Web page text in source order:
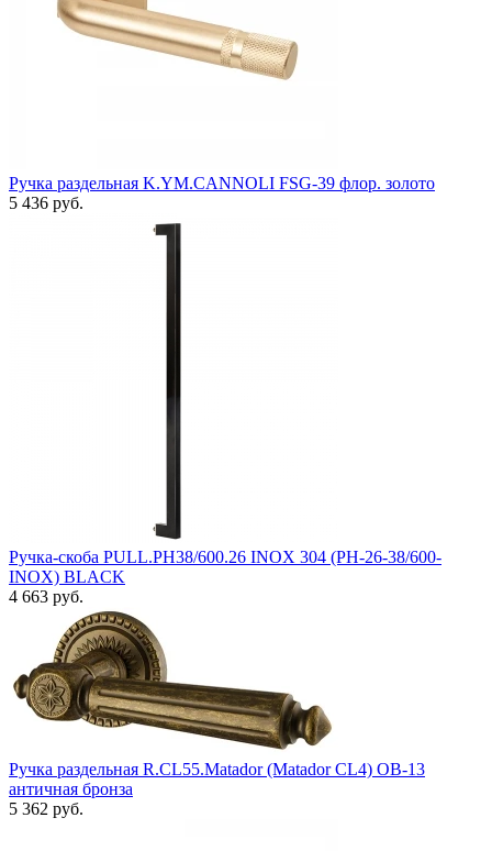
Ручка раздельная K.YM.CANNOLI FSG-39 флор. золото
5 436 руб.
Ручка-скоба PULL.PH38/600.26 INOX 304 (PH-26-38/600-
INOX) BLACK
4 663 руб.
Ручка раздельная R.CL55.Matador (Matador CL4) OB-13
античная бронза
5 362 руб.